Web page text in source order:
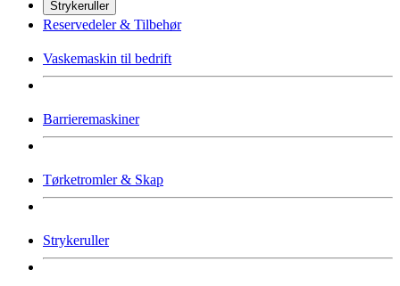
Strykeruller
Reservedeler & Tilbehør
Vaskemaskin til bedrift
Barrieremaskiner
Tørketromler & Skap
Strykeruller